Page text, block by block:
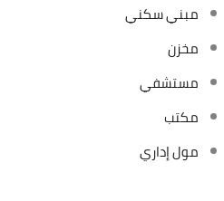
مبني سكني
مخزن
مستشفي
مكتب
مول إداري